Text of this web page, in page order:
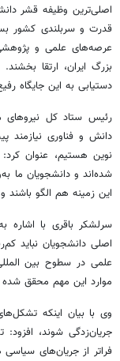
اصلی‌ترین وظیفه قشر
قدرت و سربلندی کشور
عرصه‌های علمی و
بزرگ ایران، ارتقا
دستیابی به این جایگاه
رئیس ستاد کل نیروهای
دانش و فناوری نیازمند
نوین هستیم، عنوان
شده‌اند و دانشجویان ما
این زمینه هم الگو
سرلشکر باقری با اشاره
اصلی دانشجویان نباید
علمی در سطوح بین
موارد این مهم محقق
وی با بیان اینکه
جریان‌زدگی شوند،
فراتر از جریان‌های